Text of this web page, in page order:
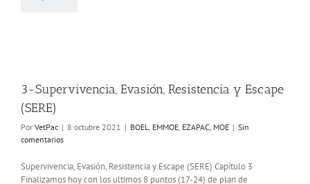
3-Supervivencia, Evasión, Resistencia y Escape
(SERE)
Por VetPac | 8 octubre 2021 | BOEL, EMMOE, EZAPAC, MOE | Sin
comentarios
Supervivencia, Evasión, Resistencia y Escape (SERE) Capítulo 3
Finalizamos hoy con los ultimos 8 puntos (17-24) de plan de